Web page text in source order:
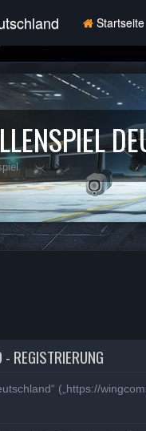
Startseite
REGISTRIERUNG
(„https://